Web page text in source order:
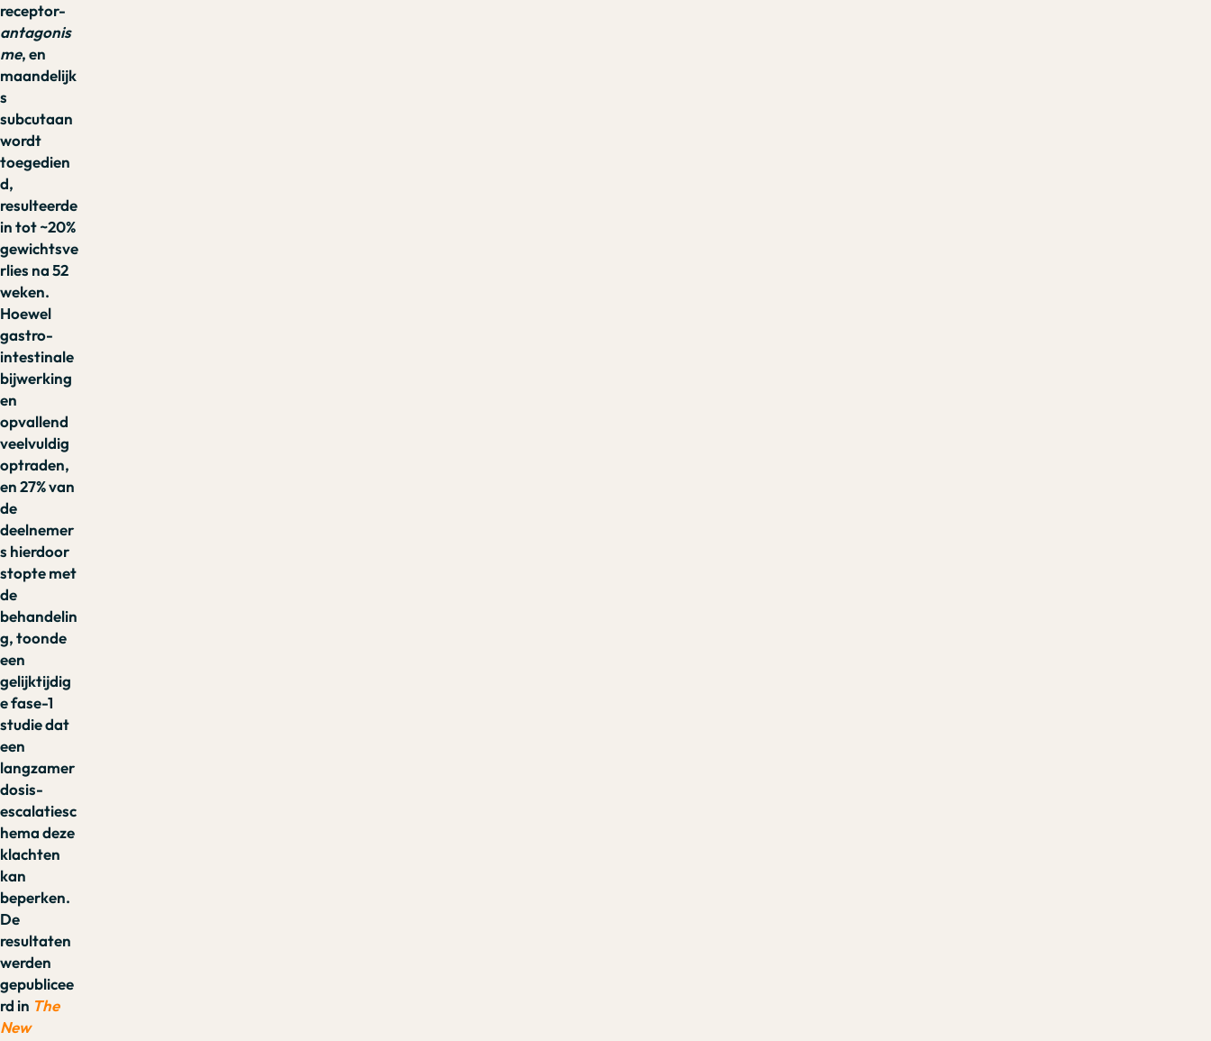
receptor-
antagonis
me, en
maandelijk
s
subcutaan
wordt
toegedien
d,
resulteerde
in tot ~20%
gewichtsve
rlies na 52
weken.
Hoewel
gastro-
intestinale
bijwerking
en
opvallend
veelvuldig
optraden,
en 27% van
de
deelnemer
s hierdoor
stopte met
de
behandelin
g, toonde
een
gelijktijdig
e fase-1
studie dat
een
langzamer
dosis-
escalatiesc
hema deze
klachten
kan
beperken.
De
resultaten
werden
gepublicee
rd in The
New